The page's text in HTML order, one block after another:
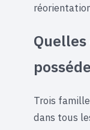
Trois
dans tous